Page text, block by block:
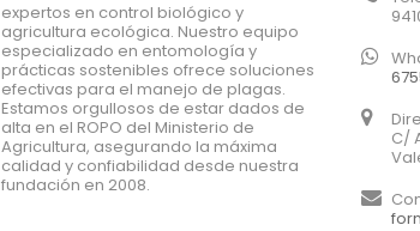
expertos en control biológico y
agricultura ecológica. Nuestro equipo
especializado en entomología y
prácticas sostenibles ofrece soluciones
efectivas para el manejo de plagas.
Estamos orgullosos de estar dados de
alta en el ROPO del Ministerio de
Agricultura, asegurando la máxima
calidad y confiabilidad desde nuestra
fundación en 2008.
C/